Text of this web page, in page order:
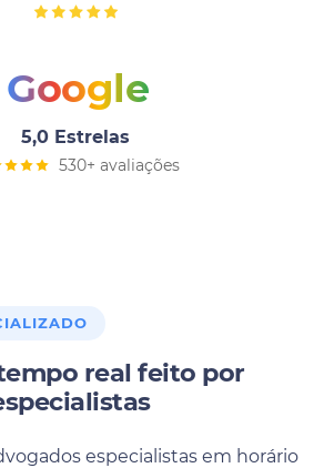
Google
5,0 Estrelas
530+ avaliações
real feito por
especialistas em horário